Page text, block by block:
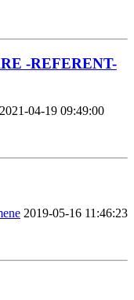
-REFERENT-
2021-04-19 09:49:00
2019-05-16 11:46:23